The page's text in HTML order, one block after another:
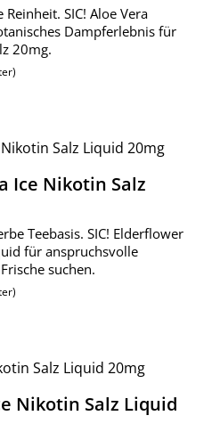
SIC! Aloe Vera
Dampferlebnis für
20mg.
Ice Nikotin Salz
Teebasis. SIC! Elderflower
für anspruchsvolle
suchen.
Nikotin Salz Liquid